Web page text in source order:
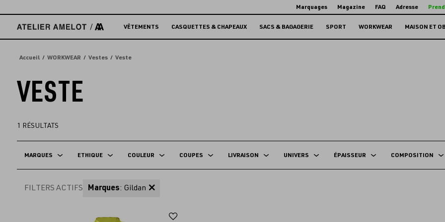
directement
contenu
Marquages Magazine FAQ Adresse
VÊTEMENTS CASQUETTES & CHAPEAUX SACS & BAGAGERIE SPORT WORKWEAR MAISON ET
Accueil WORKWEAR Vestes Veste
VESTE
1 RÉSULTATS
MARQUES ETHIQUE COULEUR COUPES LIVRAISON UNIVERS ÉPAISSEUR COMPOSITION
FILTERS ACTIFS Marques: Gildan